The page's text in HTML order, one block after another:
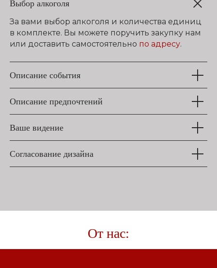
Выбор алкоголя
За вами выбор алкоголя и количества единиц
в комплекте. Вы можете поручить закупку нам
или доставить самостоятельно по адресу.
Описание события
Описание предпочтений
Ваше видение
Согласование дизайна
От нас: